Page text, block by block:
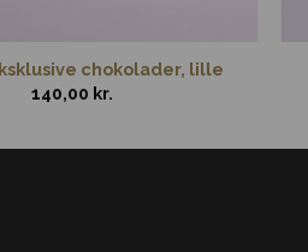
chokolader, lille
140,00 kr.